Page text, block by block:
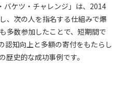
バケツ・チャレンジ」は、2014
、次の人を指名する仕組みで爆
多数参加したことで、短期間で
認知向上と多額の寄付をもたらし
歴史的な成功事例です。